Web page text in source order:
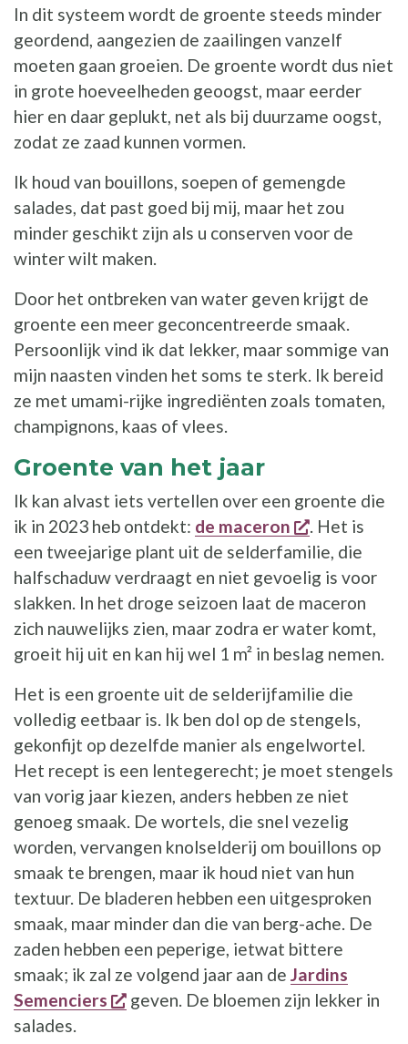
In dit systeem wordt de groente steeds minder
geordend, aangezien de zaailingen vanzelf
moeten gaan groeien. De groente wordt dus niet
in grote hoeveelheden geoogst, maar eerder
hier en daar geplukt, net als bij duurzame oogst,
zodat ze zaad kunnen vormen.
Ik houd van bouillons, soepen of gemengde
salades, dat past goed bij mij, maar het zou
minder geschikt zijn als u conserven voor de
winter wilt maken.
Door het ontbreken van water geven krijgt de
groente een meer geconcentreerde smaak.
Persoonlijk vind ik dat lekker, maar sommige van
mijn naasten vinden het soms te sterk. Ik bereid
ze met umami-rijke ingrediënten zoals tomaten,
champignons, kaas of vlees.
Groente van het jaar
Ik kan alvast iets vertellen over een groente die
ik in 2023 heb ontdekt: de maceron opent een
. Het is
een tweejarige plant uit de selderfamilie, die
halfschaduw verdraagt en niet gevoelig is voor
slakken. In het droge seizoen laat de maceron
zich nauwelijks zien, maar zodra er water komt,
groeit hij uit en kan hij wel 1 m² in beslag nemen.
Het is een groente uit de selderijfamilie die
volledig eetbaar is. Ik ben dol op de stengels,
gekonfijt op dezelfde manier als engelwortel.
Het recept is een lentegerecht; je moet stengels
van vorig jaar kiezen, anders hebben ze niet
genoeg smaak. De wortels, die snel vezelig
worden, vervangen knolselderij om bouillons op
smaak te brengen, maar ik houd niet van hun
textuur. De bladeren hebben een uitgesproken
smaak, maar minder dan die van berg-ache. De
zaden hebben een peperige, ietwat bittere
smaak; ik zal ze volgend jaar aan de Jardins
Semenciers
opent een nieuw venster
geven. De bloemen zijn lekker in
salades.